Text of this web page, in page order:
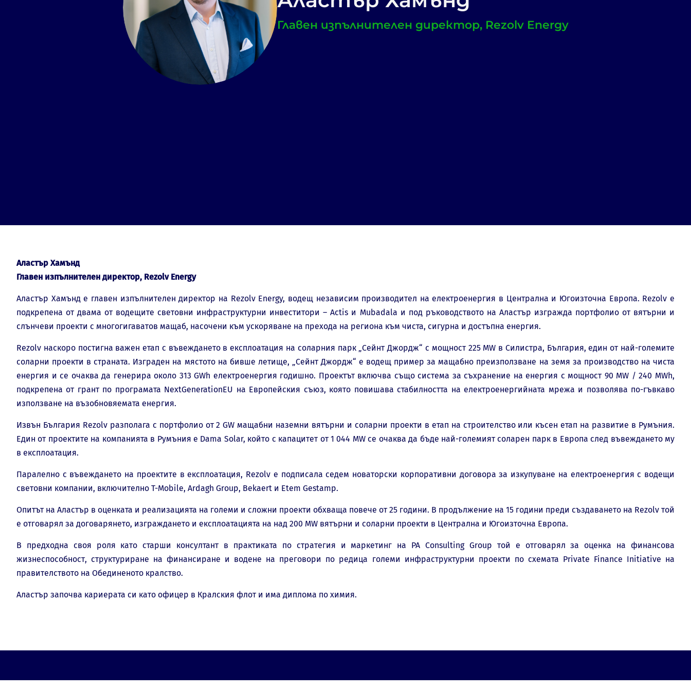
Главен изпълнителен директор, Rezolv Energy
Аластър Хамънд
Главен изпълнителен директор, Rezolv Energy
Аластър Хамънд е главен изпълнителен директор на Rezolv Energy, водещ независим производител на електроенергия в Централна и Югоизточна Европа. Rezolv е
подкрепена от двама от водещите световни инфраструктурни инвеститори – Actis и Mubadala и под ръководството на Аластър изгражда портфолио от вятърни и
слънчеви проекти с многогигаватов мащаб, насочени към ускоряване на прехода на региона към чиста, сигурна и достъпна енергия.
Rezolv наскоро постигна важен етап с въвеждането в експлоатация на соларния парк „Сейнт Джордж“ с мощност 225 MW в Силистра, България, един от най-големите
соларни проекти в страната. Изграден на мястото на бивше летище, „Сейнт Джордж“ е водещ пример за мащабно преизползване на земя за производство на чиста
енергия и се очаква да генерира около 313 GWh електроенергия годишно. Проектът включва също система за съхранение на енергия с мощност 90 MW / 240 MWh,
подкрепена от грант по програмата NextGenerationEU на Европейския съюз, която повишава стабилността на електроенергийната мрежа и позволява по-гъвкаво
използване на възобновяемата енергия.
Извън България Rezolv разполага с портфолио от 2 GW мащабни наземни вятърни и соларни проекти в етап на строителство или късен етап на развитие в Румъния.
Един от проектите на компанията в Румъния е Dama Solar, който с капацитет от 1 044 MW се очаква да бъде най-големият соларен парк в Европа след въвеждането му
в експлоатация.
Паралелно с въвеждането на проектите в експлоатация, Rezolv е подписала седем новаторски корпоративни договорa за изкупуване на електроенергия с водещи
световни компании, включително T-Mobile, Ardagh Group, Bekaert и Etem Gestamp.
Опитът на Аластър в оценката и реализацията на големи и сложни проекти обхваща повече от 25 години. В продължение на 15 години преди създаването на Rezolv той
е отговарял за договарянето, изграждането и експлоатацията на над 200 MW вятърни и соларни проекти в Централна и Югоизточна Европа.
В предходна своя роля като старши консултант в практиката по стратегия и маркетинг на PA Consulting Group той е отговарял за оценка на финансова
жизнеспособност, структуриране на финансиране и водене на преговори по редица големи инфраструктурни проекти по схемата Private Finance Initiative на
правителството на Обединеното кралство.
Аластър започва кариерата си като офицер в Кралския флот и има диплома по химия.